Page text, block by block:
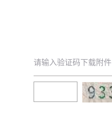
请输入验证码下载附件